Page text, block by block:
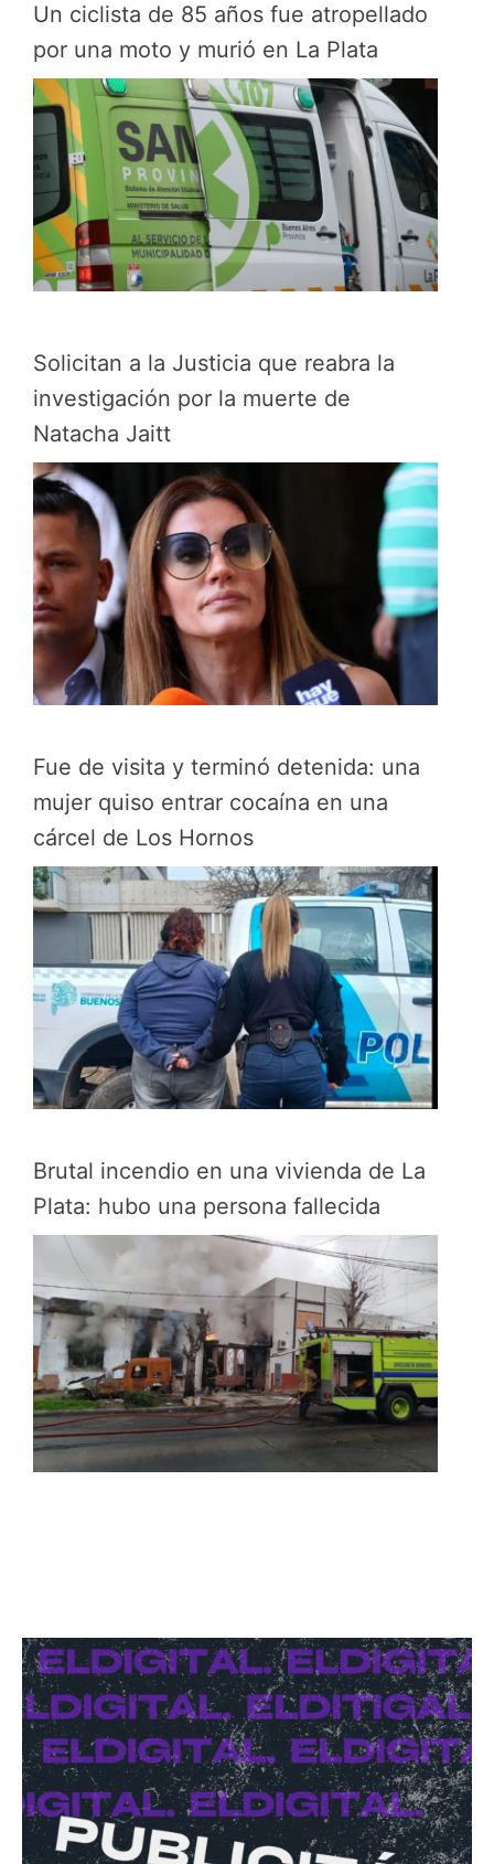
Un ciclista de 85 años fue atropellado
por una moto y murió en La Plata
Solicitan a la Justicia que reabra la
investigación por la muerte de
Natacha Jaitt
Fue de visita y terminó detenida: una
mujer quiso entrar cocaína en una
cárcel de Los Hornos
Brutal incendio en una vivienda de La
Plata: hubo una persona fallecida